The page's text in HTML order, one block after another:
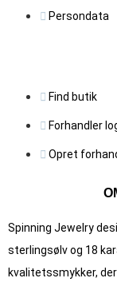
Persondata
Find butik
Forhandler
Opret
Spinning Jewelry
sterlingsølv og 18
kvalitets­smykker,